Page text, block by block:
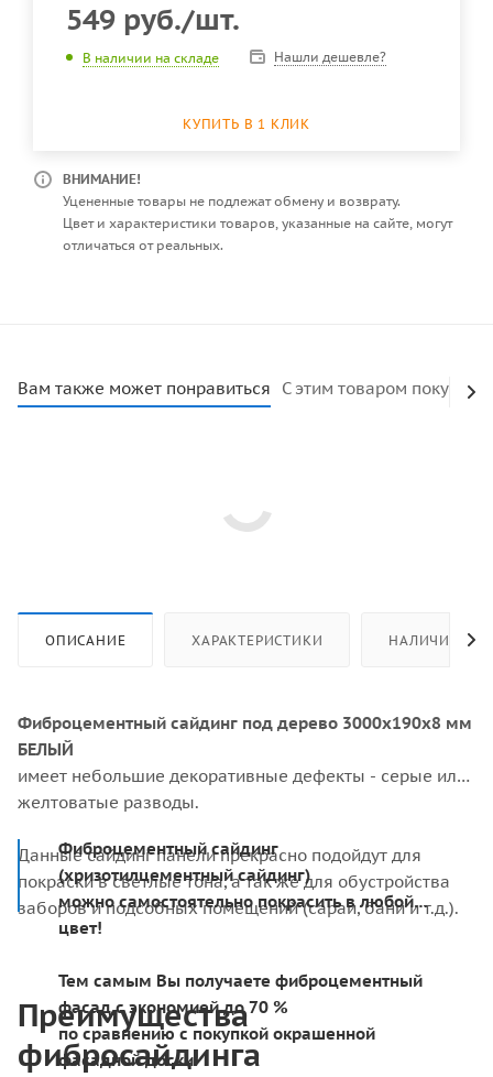
549 руб./шт.
В наличии на складе Нашли дешевле?
КУПИТЬ В 1 КЛИК
ВНИМАНИЕ!
Уцененные товары не подлежат обмену и возврату.
Цвет и характеристики товаров, указанные на сайте, могут
отличаться от реальных.
Вам также может понравиться С этим товаром покупают
ОПИСАНИЕ ХАРАКТЕРИСТИКИ НАЛИЧИЕ
Фиброцементный сайдинг под дерево 3000х190х8 мм
БЕЛЫЙ
имеет небольшие декоративные дефекты - серые или
желтоватые разводы.
Данные сайдинг панели прекрасно подойдут для
покраски в светлые тона, а так же для обустройства
заборов и подсобных помещений (сараи, бани и т.д.).
Фиброцементный сайдинг
(хризотилцементный сайдинг)
можно самостоятельно покрасить в любой
цвет!
Тем самым Вы получаете фиброцементный
фасад с экономией до 70 %
по сравнению с покупкой окрашенной
фасадной доски.
Преимущества
фибросайдинга